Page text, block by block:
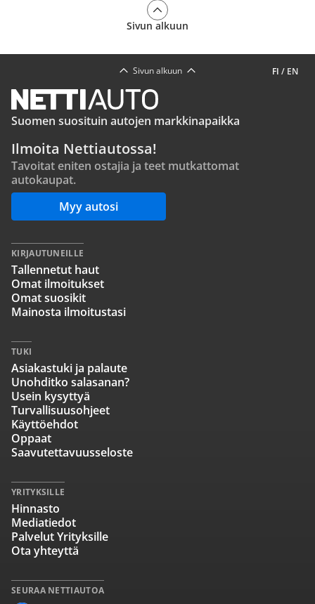
Sivun alkuun
FI / EN
Sivun alkuun
Suomen suosituin autojen markkinapaikka
Ilmoita Nettiautossa!
Tavoitat eniten ostajia ja teet mutkattomat
autokaupat.
Myy autosi
SEURAA NETTIAUTOA
KIRJAUTUNEILLE
Tallennetut haut
Omat ilmoitukset
Omat suosikit
Mainosta ilmoitustasi
TUKI
Asiakastuki ja palaute
Unohditko salasanan?
Usein kysyttyä
Turvallisuusohjeet
Käyttöehdot
Oppaat
Saavutettavuusseloste
YRITYKSILLE
Hinnasto
Mediatiedot
Palvelut Yrityksille
Ota yhteyttä